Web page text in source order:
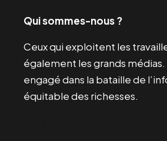
Qui sommes-nous ?
Ceux qui exploitent les
également les grands
engagé dans la bataille de
équitable des richesses.